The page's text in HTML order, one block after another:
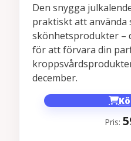
Den snygga
praktiskt att
skönhetsprodukter –
för att förvara din
december.
Pris: